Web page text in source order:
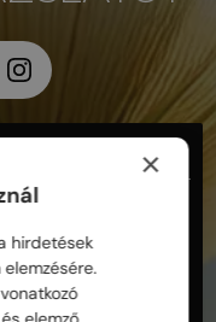
×
hirdetések